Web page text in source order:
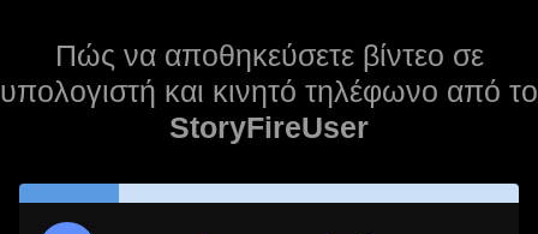
Πώς να αποθηκεύσετε βίντεο σε
υπολογιστή και κινητό τηλέφωνο από το
StoryFireUser